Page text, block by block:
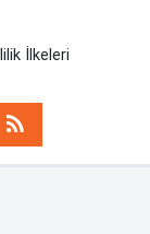
İlkeleri